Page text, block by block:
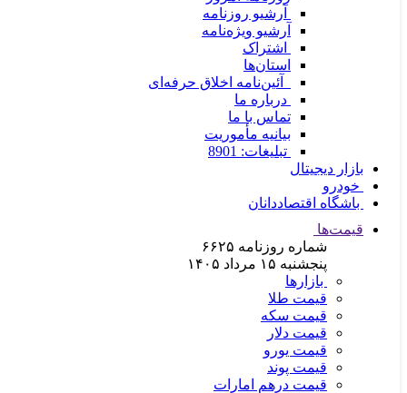
آرشیو روزنامه
آرشیو ویژه‌نامه
اشتراک
استان‌ها
آئین‌نامه اخلاق حرفه‌ای
درباره ما
تماس با ما
بیانیه مأموریت
تبلیغات: 8901
بازار دیجیتال
خودرو
باشگاه اقتصاددانان
قیمت‌ها
شماره روزنامه ۶۶۲۵
پنجشنبه ۱۵ مرداد ۱۴۰۵
بازارها
قیمت طلا
قیمت سکه
قیمت دلار
قیمت یورو
قیمت پوند
قیمت درهم امارات